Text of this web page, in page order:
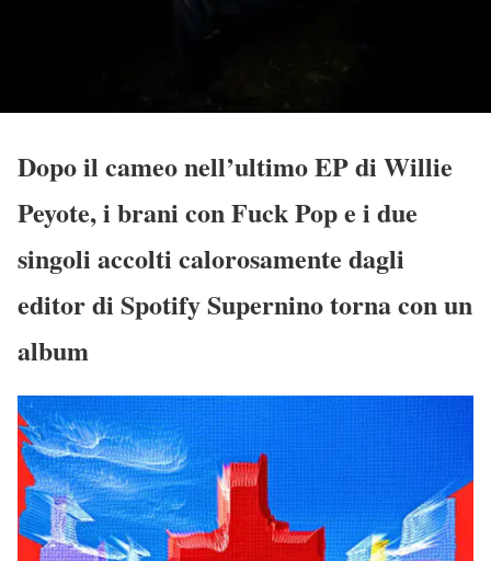
Dopo il cameo nell’ultimo EP di Willie
Peyote, i brani con Fuck Pop e i due
singoli accolti calorosamente dagli
editor di Spotify Supernino torna con un
album